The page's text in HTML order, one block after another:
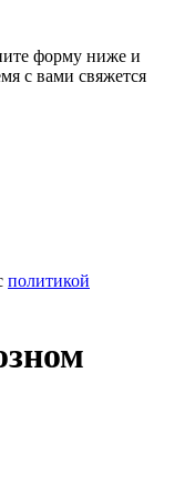
форму ниже и
с вами свяжется
политикой